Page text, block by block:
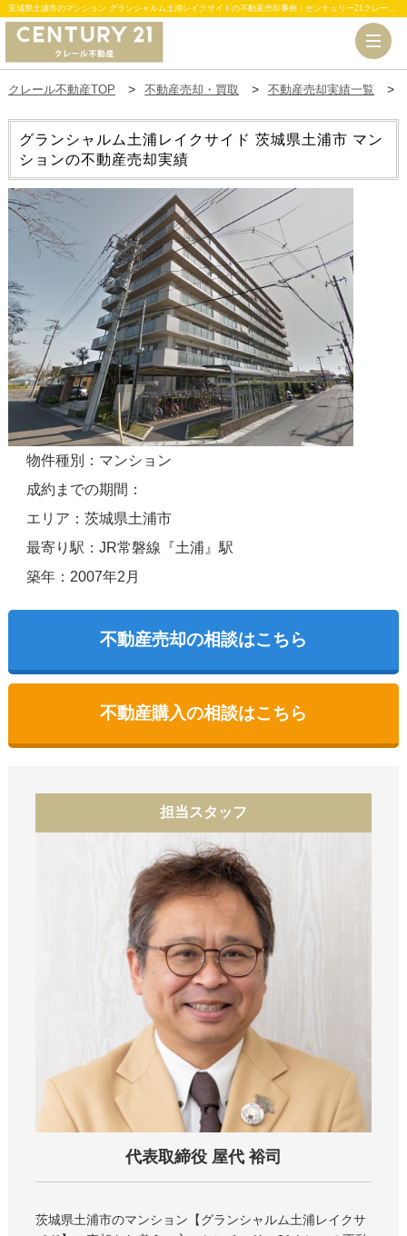
茨城県土浦市のマンション グランシャルム土浦レイクサイドの不動産売却事例｜センチュリー21クレール不動産
クレール不動産TOP 不動産売却・買取 不動産売却実績一覧
グランシャルム土浦レイクサイド 茨城県土浦市 マン
ションの不動産売却実績
物件種別：マンション
成約までの期間：
エリア：茨城県土浦市
最寄り駅：JR常磐線『土浦』駅
築年：2007年2月
不動産売却の相談はこちら
不動産購入の相談はこちら
担当スタッフ
代表取締役 屋代 裕司
茨城県土浦市のマンション
グランシャルム土浦レイクサ